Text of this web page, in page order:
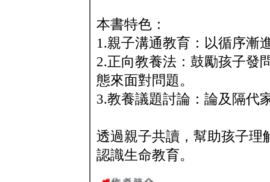
本書特色：
1.親子溝通教育：以循序漸
2.正向教養法：鼓勵孩子發
態來面對問題。
3.教養議題討論：論及隔代
透過親子共讀，幫助孩子理
認識生命教育。